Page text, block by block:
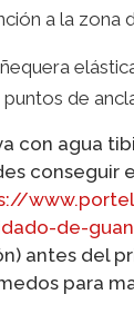
a la zona
de
con agua
conseguir
de-
antes del
para